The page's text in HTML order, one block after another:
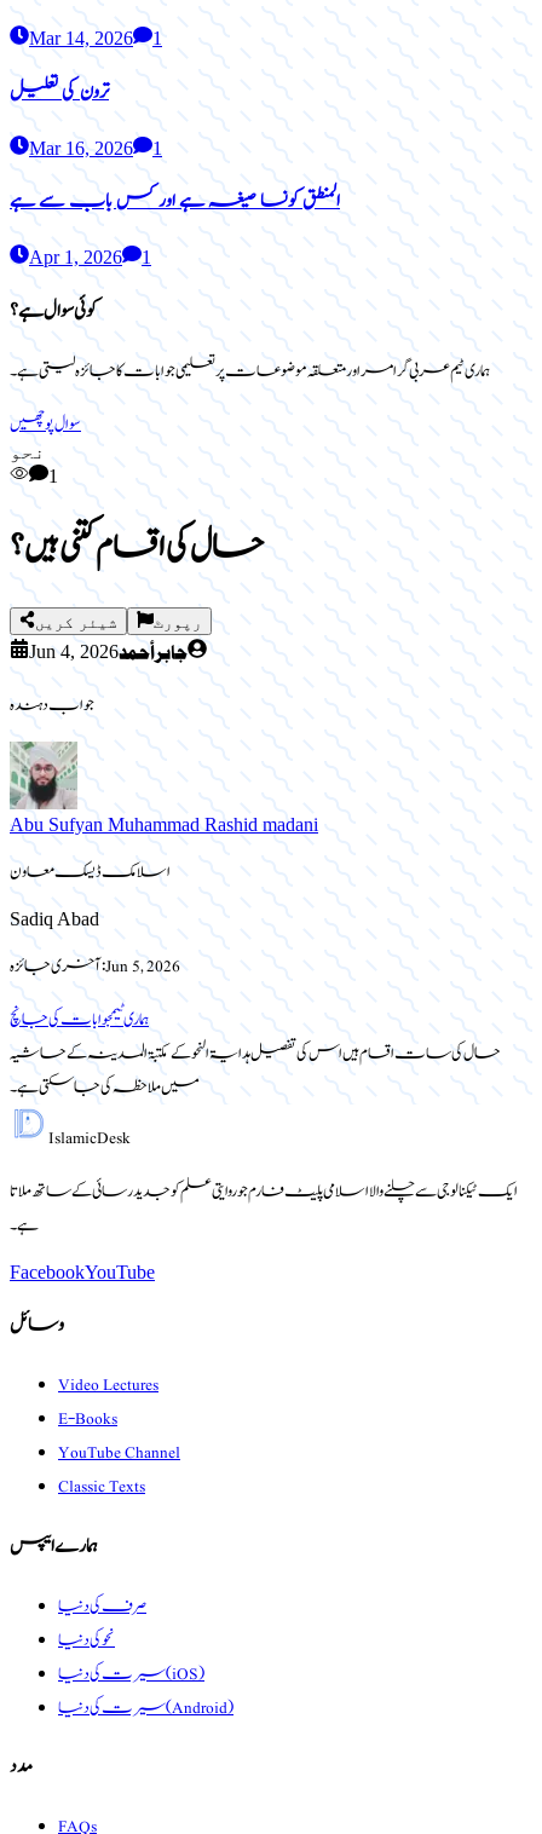
Mar 14, 2026 1
ترون کی تعلیل
Mar 16, 2026 1
المنطق کونسا صیغہ ہے اور کس باب سے ہے
Apr 1, 2026 1
کوئی سوال ہے؟
ہماری ٹیم عربی گرامر اور متعلقہ موضوعات پر تعلیمی جوابات کا جائزہ لیتی ہے۔
سوال پوچھیں
نحو
1
حال کی اقسام کتنی ہیں؟
شیئر کریں رپورٹ
Jun 4, 2026جابر أحمد
جواب دہندہ
Abu Sufyan Muhammad Rashid madani
اسلامک ڈیسک معاون
Sadiq Abad
آخری جائزہ:Jun 5, 2026
ہماری ٹیمجوابات کی جانچ
حال کی سات اقسام ہیں اس کی تفصیل ہدایۃ النحو کے مکتبۃ المدینہ کے حاشیہ
میں ملاحظہ کی جا سکتی ہے۔
IslamicDesk
ایک ٹیکنالوجی سے چلنے والا اسلامی پلیٹ فارم جو روایتی علم کو جدید رسائی کے ساتھ ملاتا
ہے۔
FacebookYouTube
وسائل
Video Lectures
E-Books
YouTube Channel
Classic Texts
ہمارے ایپس
صرف کی دنیا
نحو کی دنیا
سیرت کی دنیا (iOS)
سیرت کی دنیا (Android)
مدد
FAQs